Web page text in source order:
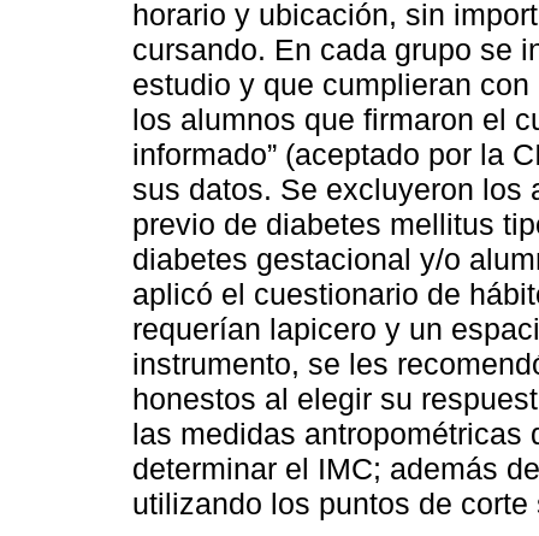
horario y ubicación, sin
cursando. En cada grupo se
estudio y que cumplieran
los alumnos que firmaron el
informado” (aceptado por la
sus datos. Se excluyeron los
previo de diabetes mellitus
diabetes gestacional y/o
aplicó el cuestionario de
requerían lapicero y un
instrumento, se les
honestos al elegir su
las medidas antropométricas
determinar el IMC; además
utilizando los puntos de